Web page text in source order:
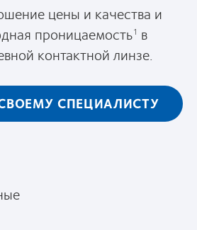
цены и качества и
проницаемость1 в
контактной линзе.
СПЕЦИАЛИСТУ